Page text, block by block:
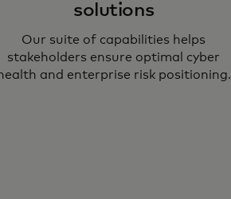
solutions
Our suite of capabilities helps
stakeholders ensure optimal cyber
and enterprise risk positioning.